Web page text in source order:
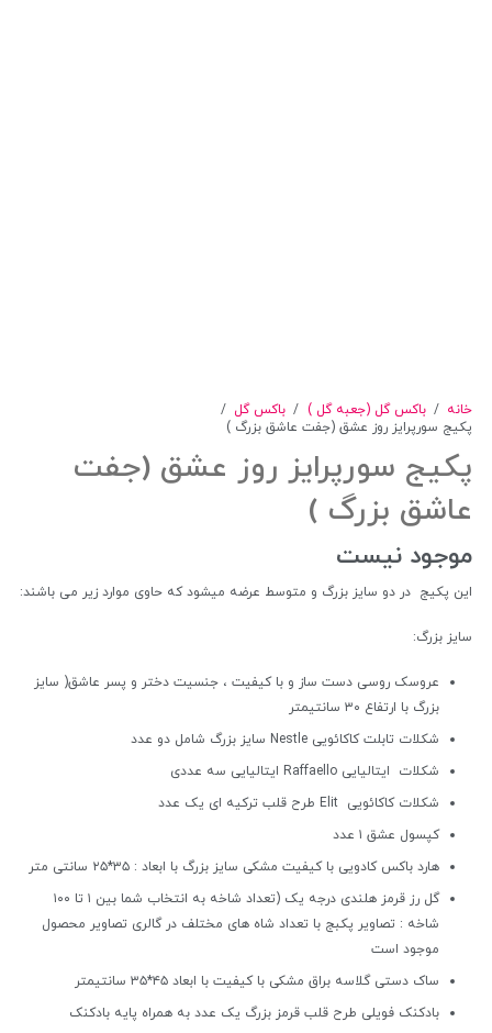
خانه / باکس گل (جعبه گل ) / باکس گل /
پکیج سورپرایز روز عشق (جفت عاشق بزرگ )
پکیج سورپرایز روز عشق (جفت
عاشق بزرگ )
موجود نیست
این پکیج در دو سایز بزرگ و متوسط عرضه میشود که حاوی موارد زیر می باشند:
سایز بزرگ:
عروسک روسی دست ساز و با کیفیت ، جنسیت دختر و پسر عاشق( سایز
بزرگ با ارتفاع ۳۰ سانتیمتر
شکلات تابلت کاکائویی Nestle سایز بزرگ شامل دو عدد
شکلات ایتالیایی Raffaello ایتالیایی سه عددی
شکلات کاکائویی Elit طرح قلب ترکیه ای یک عدد
کپسول عشق ۱ عدد
هارد باکس کادویی با کیفیت مشکی سایز بزرگ با ابعاد : ۳۵*۲۵ سانتی متر
گل رز قرمز هلندی درجه یک (تعداد شاخه به انتخاب شما بین ۱ تا ۱۰۰
شاخه : تصاویر پکبج با تعداد شاه های مختلف در گالری تصاویر محصول
موجود است
ساک دستی گلاسه براق مشکی با کیفیت با ابعاد ۴۵*۳۵ سانتیمتر
بادکنک فویلی طرح قلب قرمز بزرگ یک عدد به همراه پایه بادکنک